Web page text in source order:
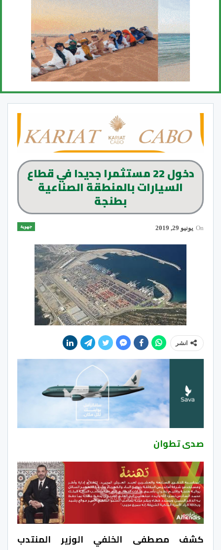
دخول 22 مستثمرا جديدا في قطاع
السيارات بالمنطقة الصناعية
بطنجة
جهوية On يونيو 29, 2019
انشر
صدى تطوان
كشف مصطفى الخلفي الوزير المنتدب